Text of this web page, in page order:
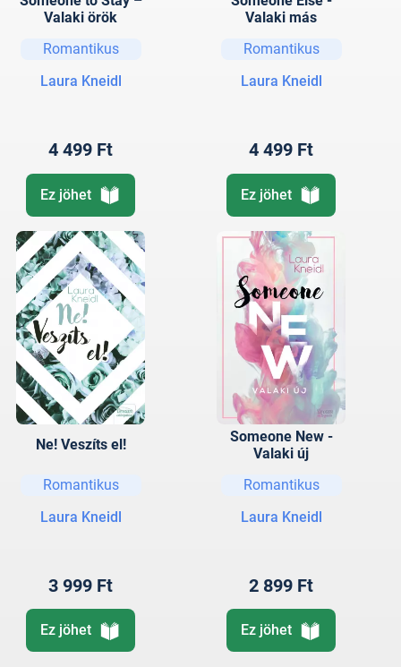
Valaki örök
Romantikus
Laura Kneidl
4 499 Ft
Ez jöhet
Valaki más
Romantikus
Laura Kneidl
4 499 Ft
Ez jöhet
Ne! Veszíts el!
Romantikus
Laura Kneidl
3 999 Ft
Ez jöhet
Someone New -
Valaki új
Romantikus
Laura Kneidl
2 899 Ft
Ez jöhet